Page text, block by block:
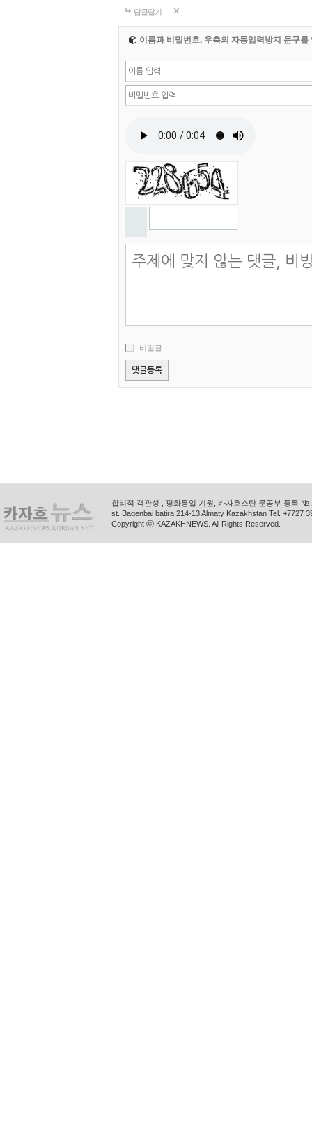
답글달기
이름과 비밀번호, 우측의 자동입력방지 문구를
비밀글
합리적 객관성 , 평화통일 기원, 카자흐스탄 문공부 등록
st. Bagenbai batira 214-13 Almaty Kazakhstan Tel. +7727
Copyright ⓒ KAZAKHNEWS. All Rights Reserved.